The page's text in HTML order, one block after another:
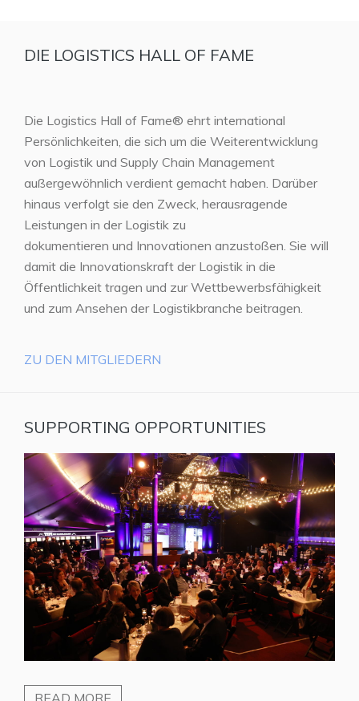
DIE LOGISTICS HALL OF FAME
Die Logistics Hall of Fame® ehrt international
Persönlichkeiten, die sich um die Weiterentwicklung
von Logistik und Supply Chain Management
außergewöhnlich verdient gemacht haben. Darüber
hinaus verfolgt sie den Zweck, herausragende
Leistungen in der Logistik zu
dokumentieren und Innovationen anzustoßen. Sie will
damit die Innovationskraft der Logistik in die
Öffentlichkeit tragen und zur Wettbewerbsfähigkeit
und zum Ansehen der Logistikbranche beitragen.
ZU DEN MITGLIEDERN
SUPPORTING OPPORTUNITIES
READ MORE